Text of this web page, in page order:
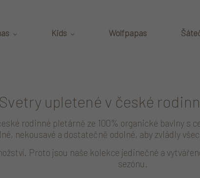
Kids Wolfpapas
Svetry upletené v české
rodinné pletárně ze 100% organické bavlny s
nekousavé a dostatečně odolné, aby zvládly
Proto jsou naše kolekce jedinečné a
sezónu.